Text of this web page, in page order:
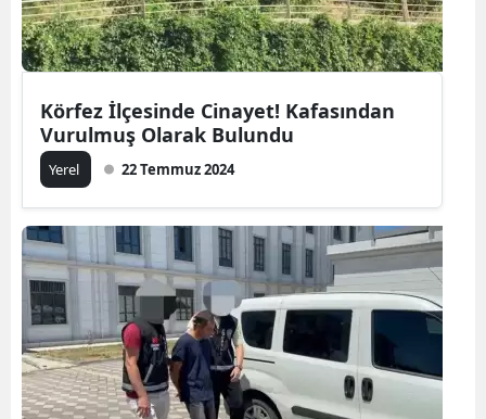
Körfez İlçesinde Cinayet! Kafasından
Vurulmuş Olarak Bulundu
Yerel 22 Temmuz 2024